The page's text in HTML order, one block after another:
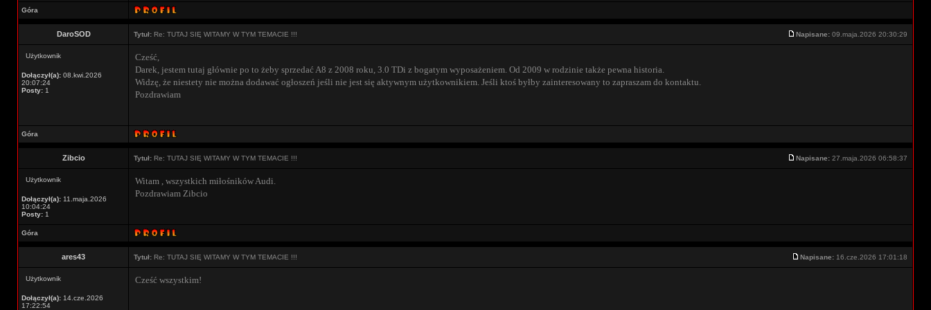
Góra
DaroSOD Tytuł: Re: TUTAJ SIĘ WITAMY W TYM TEMACIE !!! Napisane: 09.maja.2026 20:30:29
Użytkownik
Dołączył(a): 08.kwi.2026
20:07:24
Posty: 1
Cześć,
Darek, jestem tutaj głównie po to żeby sprzedać A8 z 2008 roku, 3.0 TDi z bogatym wyposażeniem. Od 2009 w rodzinie także pewna historia.
Widzę, że niestety nie można dodawać ogłoszeń jeśli nie jest się aktywnym użytkownikiem. Jeśli ktoś byłby zainteresowany to zapraszam do kontaktu.
Pozdrawiam
Góra
Zibcio Tytuł: Re: TUTAJ SIĘ WITAMY W TYM TEMACIE !!! Napisane: 27.maja.2026 06:58:37
Użytkownik
Dołączył(a): 11.maja.2026
10:04:24
Posty: 1
Witam , wszystkich miłośników Audi.
Pozdrawiam Zibcio
Góra
ares43 Tytuł: Re: TUTAJ SIĘ WITAMY W TYM TEMACIE !!! Napisane: 16.cze.2026 17:01:18
Użytkownik
Dołączył(a): 14.cze.2026
17:22:54
Cześć wszystkim!